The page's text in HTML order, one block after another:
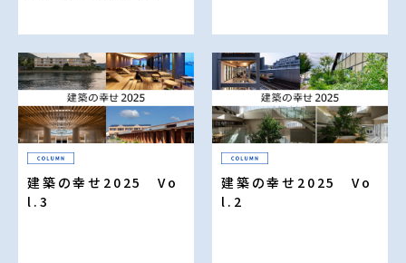
建築の幸せ2025 Vo
l.3
建築の幸せ2025 Vo
l.2